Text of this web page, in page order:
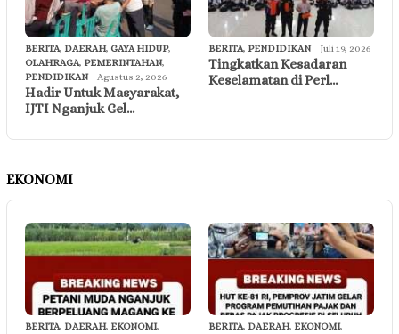
BERITA, DAERAH, GAYA HIDUP,
OLAHRAGA, PEMERINTAHAN,
PENDIDIKAN
Agustus 2, 2026
Hadir Untuk Masyarakat,
IJTI Nganjuk Gel…
BERITA, PENDIDIKAN Juli 19, 2026
Tingkatkan Kesadaran
Keselamatan di Perl…
EKONOMI
BERITA, DAERAH, EKONOMI,
BERITA, DAERAH, EKONOMI,